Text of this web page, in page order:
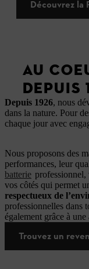
Découvrez la
AU
DEPUIS
Depuis 1926, nous
dans la nature. Pour
chaque jour avec
Nous proposons des
performances, leur
batterie
vos côtés qui permet
respectueux de
professionnelles dans
également grâce à
Trouvez un